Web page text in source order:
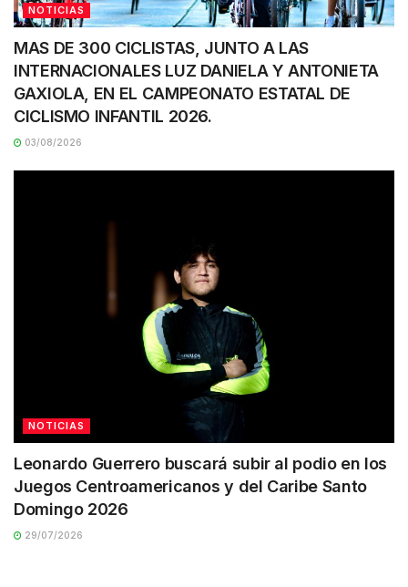
NOTICIAS
MAS DE 300 CICLISTAS, JUNTO A LAS
INTERNACIONALES LUZ DANIELA Y ANTONIETA
GAXIOLA, EN EL CAMPEONATO ESTATAL DE
CICLISMO INFANTIL 2026.
03/08/2026
NOTICIAS
Leonardo Guerrero buscará subir al podio en los
Juegos Centroamericanos y del Caribe Santo
Domingo 2026
29/07/2026